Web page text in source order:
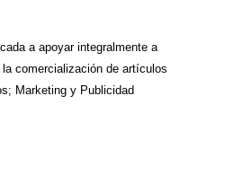
a apoyar integralmente a
comercialización de artículos
Marketing y Publicidad